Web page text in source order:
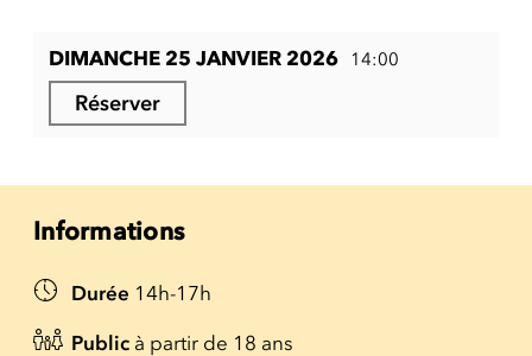
DIMANCHE 25 JANVIER 2026 14:00
Réserver
Informations
Durée 14h-17h
Public à partir de 18 ans